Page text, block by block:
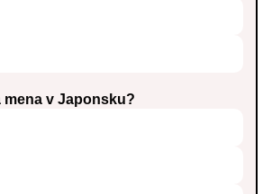
mena v Japonsku?